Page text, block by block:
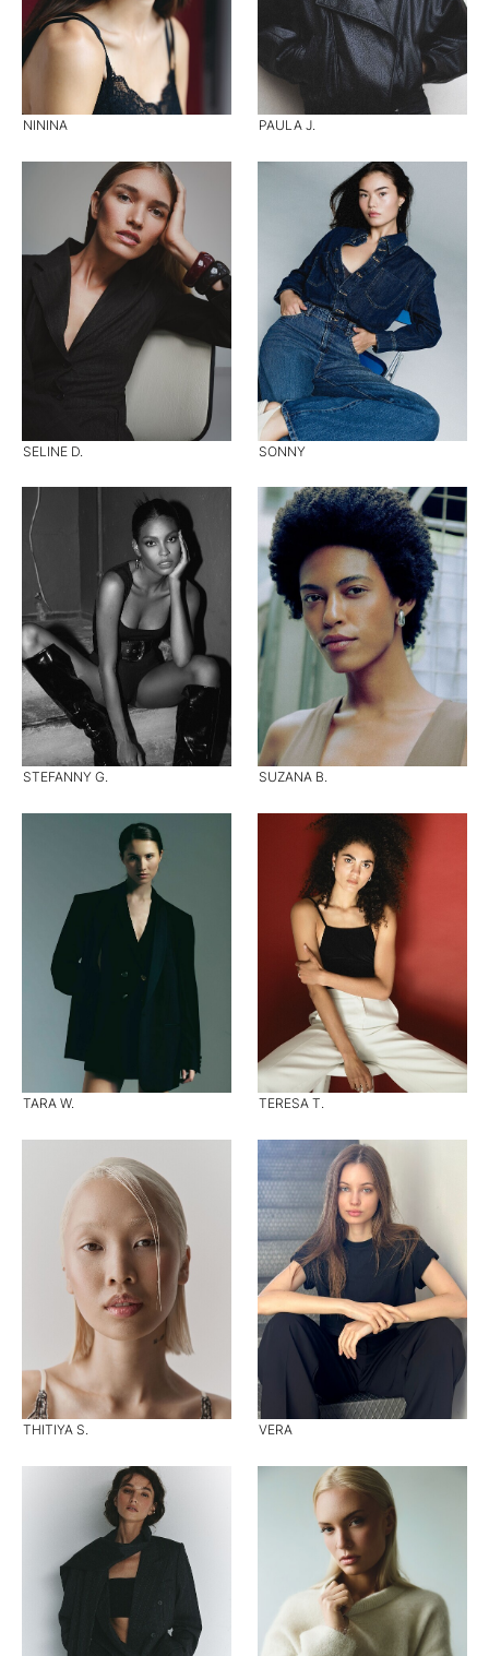
NININA PAULA J.
SELINE D. SONNY
STEFANNY G. SUZANA B.
TARA W. TERESA T.
THITIYA S. VERA